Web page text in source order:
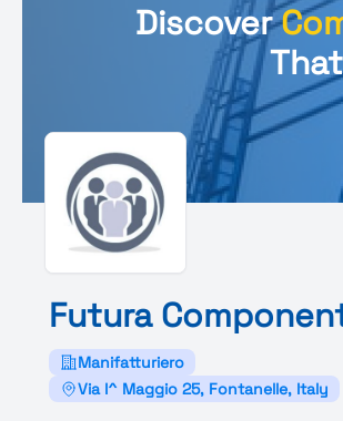
Discover
Futura
Manifatturiero
Via I^ Maggio 25, Fontanelle, Italy